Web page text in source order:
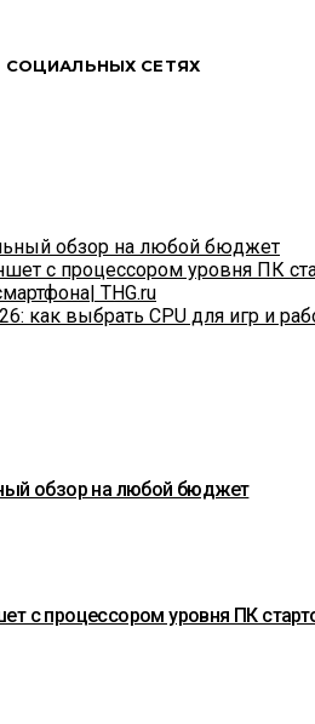
СЕТЯХ
обзор на любой бюджет
с процессором уровня ПК
THG.ru
как выбрать CPU для игр и
обзор на любой бюджет
с процессором уровня ПК